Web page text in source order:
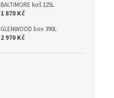
BALTIMORE koš 125L
1 870 Kč
GLENWOOD box 390L
2 970 Kč